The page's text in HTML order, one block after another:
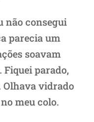
não consegui
parecia um
soavam
parado,
Olhava vidrado
meu colo.